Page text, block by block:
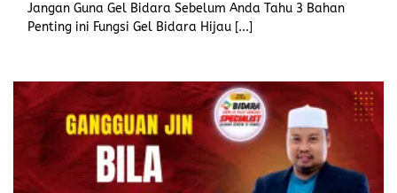
Jangan Guna Gel Bidara Sebelum Anda Tahu 3 Bahan
Penting ini Fungsi Gel Bidara Hijau [...]